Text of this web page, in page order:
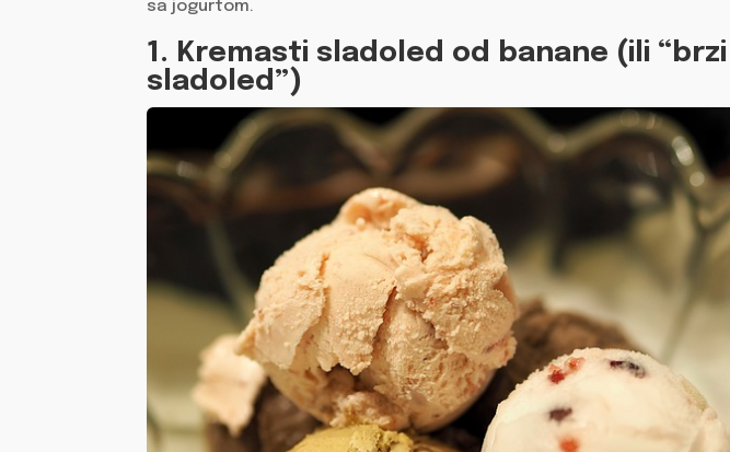
sa jogurtom.
1. Kremasti sladoled od banane (ili “brzi
sladoled”)